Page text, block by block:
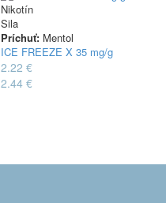
Nikotín
Sila
Príchuť: Mentol
ICE FREEZE X 35 mg/g
2.22 €
2.44 €